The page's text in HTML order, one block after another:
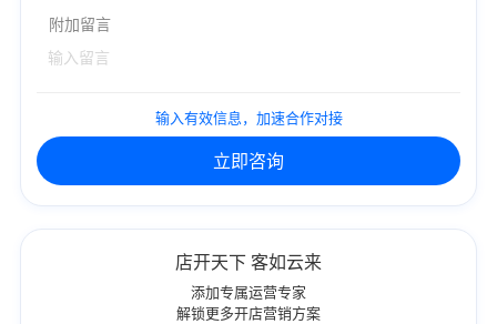
附加留言
输入有效信息，加速合作对接
立即咨询
店开天下 客如云来
添加专属运营专家
解锁更多开店营销方案